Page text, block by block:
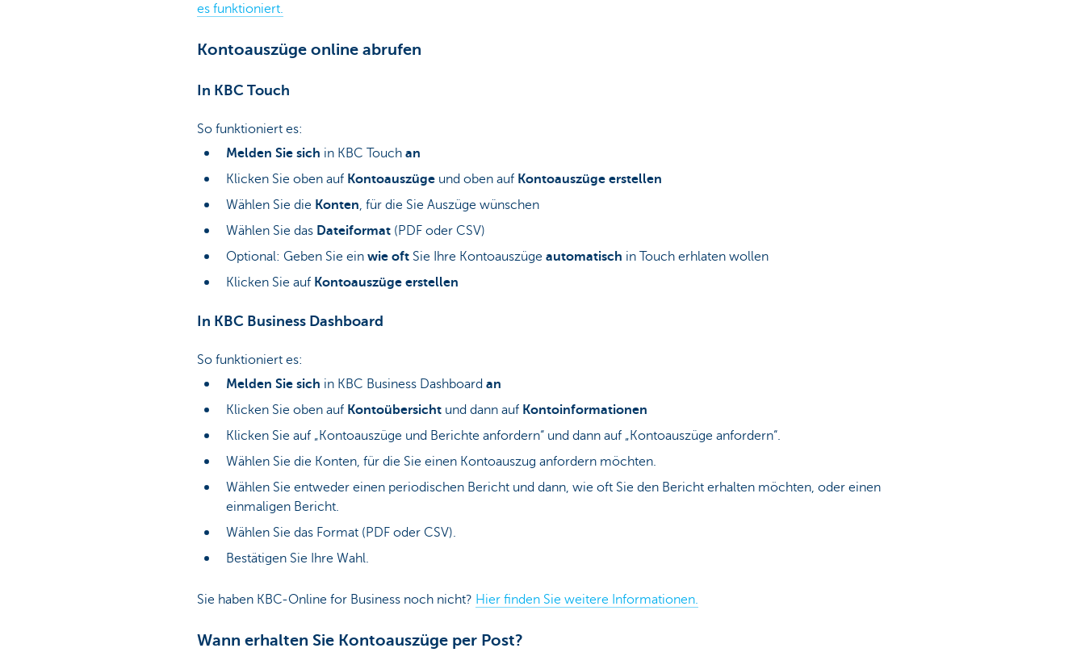
es funktioniert.
Kontoauszüge online abrufen
In KBC Touch
So funktioniert es:
Melden Sie sich in KBC Touch an
Klicken Sie oben auf Kontoauszüge und oben auf Kontoauszüge erstellen
Wählen Sie die Konten, für die Sie Auszüge wünschen
Wählen Sie das Dateiformat (PDF oder CSV)
Optional: Geben Sie ein wie oft Sie Ihre Kontoauszüge automatisch in Touch erhlaten wollen
Klicken Sie auf Kontoauszüge erstellen
In KBC Business Dashboard
So funktioniert es:
Melden Sie sich in KBC Business Dashboard an
Klicken Sie oben auf Kontoübersicht und dann auf Kontoinformationen
Klicken Sie auf „Kontoauszüge und Berichte anfordern“ und dann auf „Kontoauszüge anfordern“.
Wählen Sie die Konten, für die Sie einen Kontoauszug anfordern möchten.
Wählen Sie entweder einen periodischen Bericht und dann, wie oft Sie den Bericht erhalten möchten, oder einen
einmaligen Bericht.
Wählen Sie das Format (PDF oder CSV).
Bestätigen Sie Ihre Wahl.
Sie haben KBC-Online for Business noch nicht? Hier finden Sie weitere Informationen.
Wann erhalten Sie Kontoauszüge per Post?